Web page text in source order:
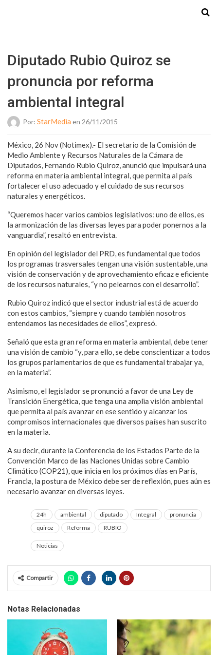
Diputado Rubio Quiroz se
pronuncia por reforma
ambiental integral
Por: StarMedia en 26/11/2015
México, 26 Nov (Notimex).- El secretario de la Comisión de
Medio Ambiente y Recursos Naturales de la Cámara de
Diputados, Fernando Rubio Quiroz, anunció que impulsará una
reforma en materia ambiental integral, que permita al país
fortalecer el uso adecuado y el cuidado de sus recursos
naturales y energéticos.
“Queremos hacer varios cambios legislativos: uno de ellos, es
la armonización de las diversas leyes para poder ponernos a la
vanguardia”, resaltó en entrevista.
En opinión del legislador del PRD, es fundamental que todos
los programas trasversales tengan una visión sustentable, una
visión de conservación y de aprovechamiento eficaz e eficiente
de los recursos naturales, “y no pelearnos con el desarrollo”.
Rubio Quiroz indicó que el sector industrial está de acuerdo
con estos cambios, “siempre y cuando también nosotros
entendamos las necesidades de ellos”, expresó.
Señaló que esta gran reforma en materia ambiental, debe tener
una visión de cambio “y, para ello, se debe conscientizar a todos
los grupos parlamentarios de que es fundamental trabajar ya,
en la materia”.
Asimismo, el legislador se pronunció a favor de una Ley de
Transición Energética, que tenga una amplia visión ambiental
que permita al país avanzar en ese sentido y alcanzar los
compromisos internacionales que diversos países han suscrito
en la materia.
A su decir, durante la Conferencia de los Estados Parte de la
Convención Marco de las Naciones Unidas sobre Cambio
Climático (COP21), que inicia en los próximos días en París,
Francia, la postura de México debe ser de reflexión, pues aún es
necesario avanzar en diversas leyes.
24h ambiental diputado Integral
pronuncia
quiroz
Reforma RUBIO
Noticias
Compartir
Notas Relacionadas